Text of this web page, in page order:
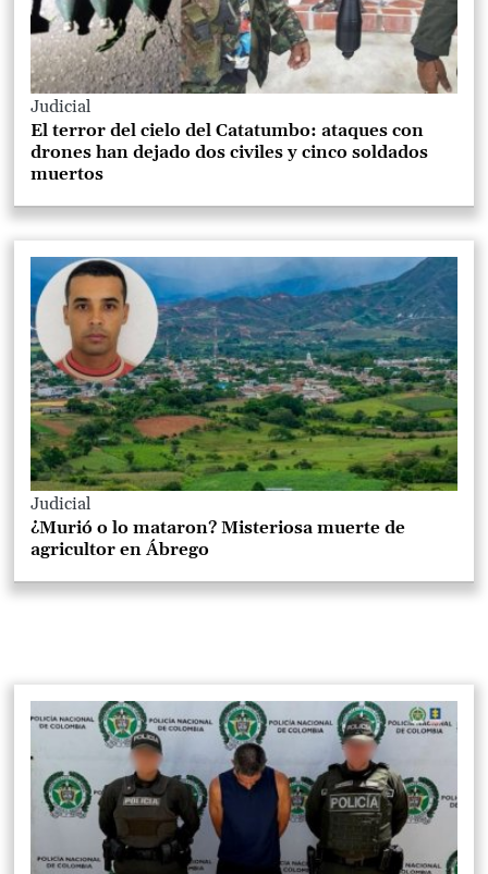
Judicial
El terror del cielo del Catatumbo: ataques con
drones han dejado dos civiles y cinco soldados
muertos
Judicial
¿Murió o lo mataron? Misteriosa muerte de
agricultor en Ábrego